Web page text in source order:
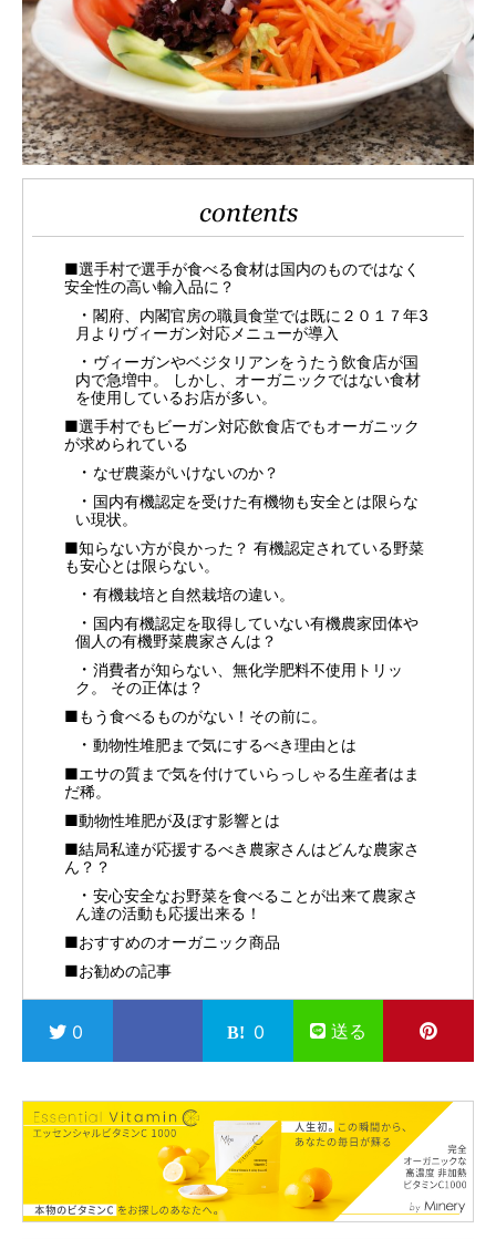
contents
■選手村で選手が食べる食材は国内のものではなく
安全性の高い輸入品に？
閣府、内閣官房の職員食堂では既に２０１７年3
月よりヴィーガン対応メニューが導入
ヴィーガンやベジタリアンをうたう飲食店が国
内で急増中。 しかし、オーガニックではない食材
を使用しているお店が多い。
■選手村でもビーガン対応飲食店でもオーガニック
が求められている
なぜ農薬がいけないのか？
国内有機認定を受けた有機物も安全とは限らな
い現状。
■知らない方が良かった？ 有機認定されている野菜
も安心とは限らない。
有機栽培と自然栽培の違い。
国内有機認定を取得していない有機農家団体や
個人の有機野菜農家さんは？
消費者が知らない、無化学肥料不使用トリッ
ク。 その正体は？
■もう食べるものがない！その前に。
動物性堆肥まで気にするべき理由とは
■エサの質まで気を付けていらっしゃる生産者はま
だ稀。
■動物性堆肥が及ぼす影響とは
■結局私達が応援するべき農家さんはどんな農家さ
ん？？
安心安全なお野菜を食べることが出来て農家さ
ん達の活動も応援出来る！
■おすすめのオーガニック商品
■お勧めの記事
0 0 送る